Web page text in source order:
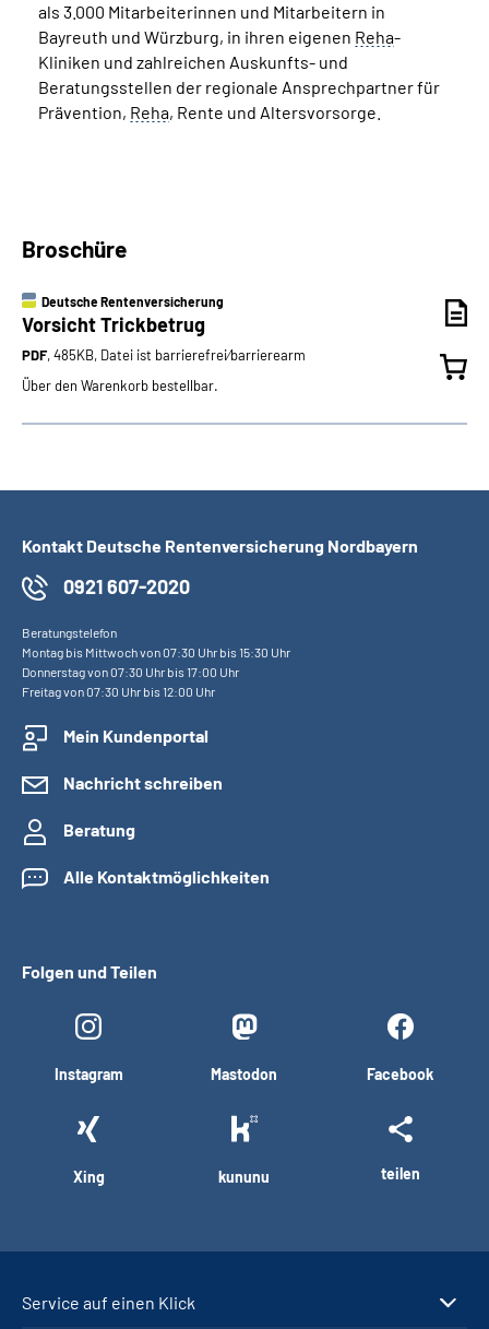
als 3.000 Mitarbeiterinnen und Mitarbeitern in
Bayreuth und Würzburg, in ihren eigenen Reha-
Kliniken und zahlreichen Auskunfts- und
Beratungsstellen der regionale Ansprechpartner für
Prävention, Reha, Rente und Altersvorsorge.
Broschüre
Deutsche Rentenversicherung
Vorsicht Trickbetrug
PDF, 485KB, Datei ist barrierefrei⁄barrierearm
Über den Warenkorb bestellbar.
Kontakt Deutsche Rentenversicherung Nordbayern
0921 607-2020
Beratungstelefon
Montag bis Mittwoch von 07:30 Uhr bis 15:30 Uhr
Donnerstag von 07:30 Uhr bis 17:00 Uhr
Freitag von 07:30 Uhr bis 12:00 Uhr
Mein Kundenportal
Nachricht schreiben
Beratung
Alle Kontaktmöglichkeiten
Folgen und Teilen
Instagram Mastodon Facebook
Xing kununu teilen
Service auf einen Klick